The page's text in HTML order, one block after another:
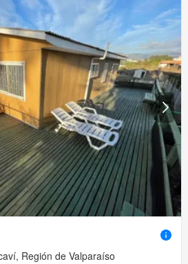
Región de Valparaíso